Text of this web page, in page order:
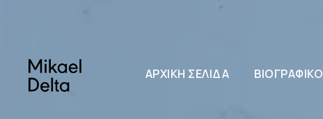
ΑΡΧΙΚΉ ΣΕΛΊΔΑ ΒΙΟΓΡΑΦΙΚΌ